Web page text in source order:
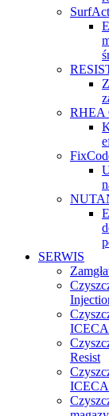
RHEA
SERWIS
Resist